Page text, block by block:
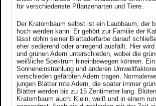
für verschiedenste Pflanzenarten und Tiere.
Der Kratombaum selbst ist ein Laubbaum, der
hoch werden kann. Er gehört zur Familie der
lässt obhin seiner Blattaderfarbe darauf
eher sedierend oder anregend ausfällt. Hier
und grünen Adern unterschieden, wobei die
weißliche Spektrum hineinbewegen können.
Sonneneinstrahlung und anderen
verschieden gefärbten Adern tragen.
jungen Blätter rote Adern, die später immer
Blätter werden bis zu 15 Zentimeter lang.
Kratombaum auch: Klein, weiß und in einem